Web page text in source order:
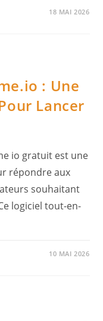
18 MAI 2026
: Une
Lancer
io gratuit est une
répondre aux
souhaitant
logiciel tout-en-
10 MAI 2026